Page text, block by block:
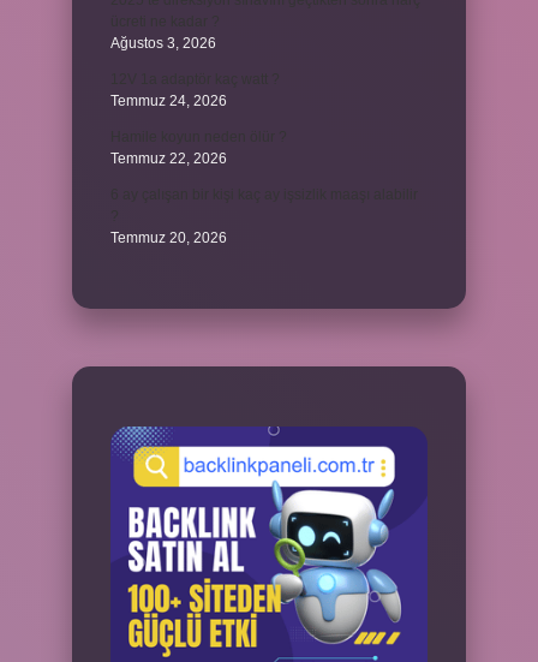
Ağustos 3, 2026
Temmuz 24, 2026
Temmuz 22, 2026
Temmuz 20, 2026